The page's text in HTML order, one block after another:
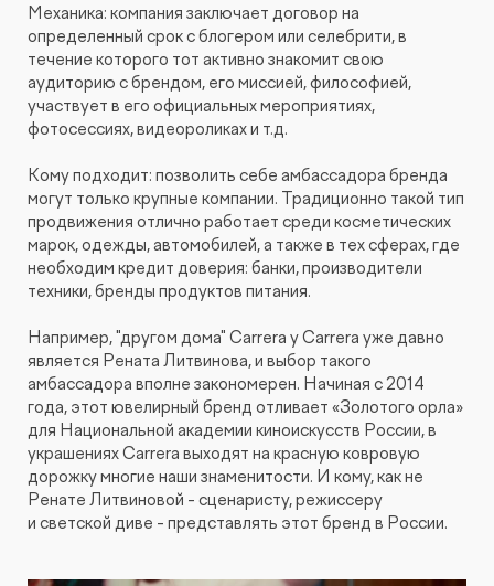
Механика: компания заключает договор на
определенный срок с блогером или селебрити, в
течение которого тот активно знакомит свою
аудиторию с брендом, его миссией, философией,
участвует в его официальных мероприятиях,
фотосессиях, видеороликах и т.д.
Кому подходит: позволить себе амбассадора бренда
могут только крупные компании. Традиционно такой тип
продвижения отлично работает среди косметических
марок, одежды, автомобилей, а также в тех сферах, где
необходим кредит доверия: банки, производители
техники, бренды продуктов питания.
Например, "другом дома" Carrera y Carrera уже давно
является Рената Литвинова, и выбор такого
амбассадора вполне закономерен. Начиная с 2014
года, этот ювелирный бренд отливает «Золотого орла»
для Национальной академии киноискусств России, в
украшениях Carrera выходят на красную ковровую
дорожку многие наши знаменитости. И кому, как не
Ренате Литвиновой - сценаристу, режиссеру
и светской диве - представлять этот бренд в России.